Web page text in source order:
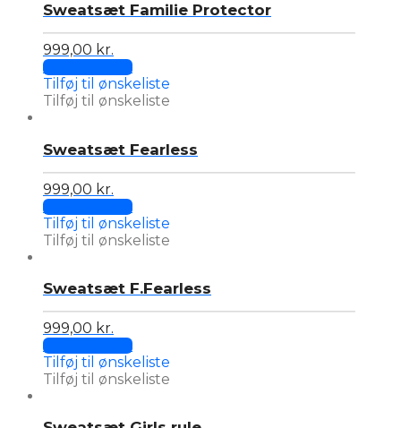
The
options
be
chosen
on
page
Sweatsæt Familie Protector
999,00 kr.
Select optionsThis
product
has
The
options
be
chosen
on
page
Tilføj til ønskeliste
Tilføj til ønskeliste
Sweatsæt Fearless
999,00 kr.
Select optionsThis
product
has
The
options
be
chosen
on
Tilføj til ønskeliste
Tilføj til ønskeliste
Sweatsæt F.Fearless
999,00 kr.
Select optionsThis
product
has
Tilføj til ønskeliste
Tilføj til ønskeliste